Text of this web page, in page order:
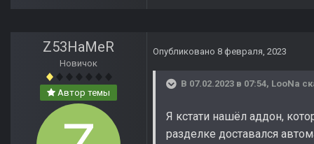
Z53HaMeR
Новичок
Автор темы
Опубликовано 8 февраля, 2023
В 07.02.2023 в 07:54, LooNa
Я кстати нашёл аддон,
разделке доставался